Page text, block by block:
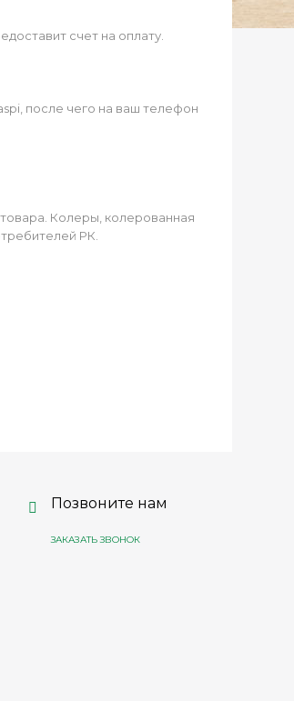
счет на оплату.
после чего на ваш телефон
Колеры, колерованная
РК.
Позвоните нам
ЗАКАЗАТЬ ЗВОНОК